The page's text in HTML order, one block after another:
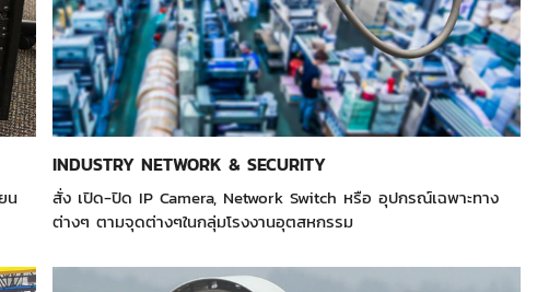
น
INDUSTRY NETWORK & SECURITY
สั่ง เปิด-ปิด IP Camera, Network Switch หรือ อุปกรณ์เฉพาะทาง
ต่างๆ ตามจุดต่างๆในกลุ่มโรงงานอุตสหกรรม